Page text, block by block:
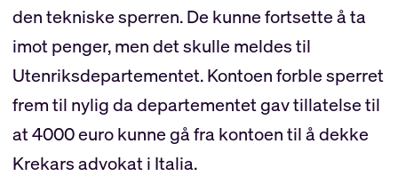
den tekniske sperren. De kunne fortsette å ta
imot penger, men det skulle meldes til
Utenriksdepartementet. Kontoen forble sperret
frem til nylig da departementet gav tillatelse til
at 4000 euro kunne gå fra kontoen til å dekke
Krekars advokat i Italia.